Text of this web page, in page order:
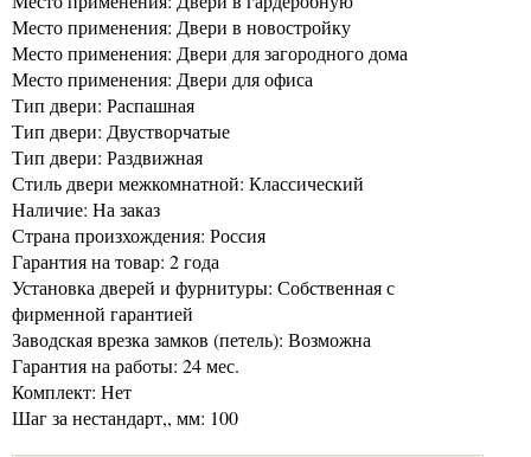
Место применения: Двери в новостройку
Место применения: Двери для загородного дома
Место применения: Двери для офиса
Тип двери: Распашная
Тип двери: Двустворчатые
Тип двери: Раздвижная
Стиль двери межкомнатной: Классический
Наличие: На заказ
Страна произхождения: Россия
Гарантия на товар: 2 года
Установка дверей и фурнитуры: Собственная с
фирменной гарантией
Заводская врезка замков (петель): Возможна
Гарантия на работы: 24 мес.
Комплект: Нет
Шаг за нестандарт,, мм: 100